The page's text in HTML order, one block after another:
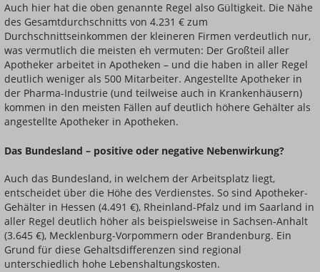
Auch hier hat die oben genannte Regel also Gültigkeit. Die Nähe
des Gesamtdurchschnitts von 4.231 € zum
Durchschnittseinkommen der kleineren Firmen verdeutlich nur,
was vermutlich die meisten eh vermuten: Der Großteil aller
Apotheker arbeitet in Apotheken – und die haben in aller Regel
deutlich weniger als 500 Mitarbeiter. Angestellte Apotheker in
der Pharma-Industrie (und teilweise auch in Krankenhäusern)
kommen in den meisten Fällen auf deutlich höhere Gehälter als
angestellte Apotheker in Apotheken.
Das Bundesland – positive oder negative Nebenwirkung?
Auch das Bundesland, in welchem der Arbeitsplatz liegt,
entscheidet über die Höhe des Verdienstes. So sind Apotheker-
Gehälter in Hessen (4.491 €), Rheinland-Pfalz und im Saarland in
aller Regel deutlich höher als beispielsweise in Sachsen-Anhalt
(3.645 €), Mecklenburg-Vorpommern oder Brandenburg. Ein
Grund für diese Gehaltsdifferenzen sind regional
unterschiedlich hohe Lebenshaltungskosten.